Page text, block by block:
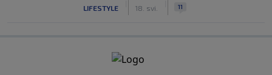
LIFESTYLE 18. svi. 11